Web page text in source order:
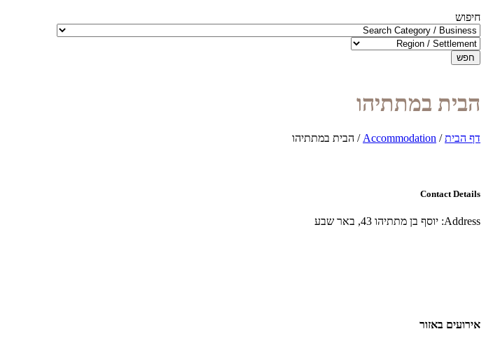
חיפוש
חפש
הבית במתתיהו
דף הבית/
Accommodation
/ הבית במתתיהו
Contact Details
Address: יוסף בן מתתיהו 43, באר שבע
אירועים באזור